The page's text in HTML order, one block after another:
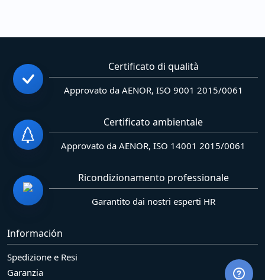
Certificato di qualità
Approvato da AENOR, ISO 9001 2015/0061
Certificato ambientale
Approvato da AENOR, ISO 14001 2015/0061
Ricondizionamento professionale
Garantito dai nostri esperti HR
Información
Spedizione e Resi
Garanzia